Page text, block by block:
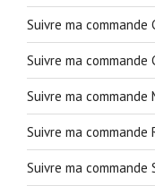
Suivre ma commande
Suivre ma commande
Suivre ma commande
Suivre ma commande
Suivre ma commande